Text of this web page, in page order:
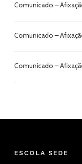
Comunicado –
Comunicado –
Comunicado –
ESCOLA SEDE